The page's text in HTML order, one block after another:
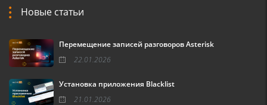
Новые статьи
Перемещение записей разговоров Asterisk
22.01.2026
Установка приложения Blacklist
21.01.2026